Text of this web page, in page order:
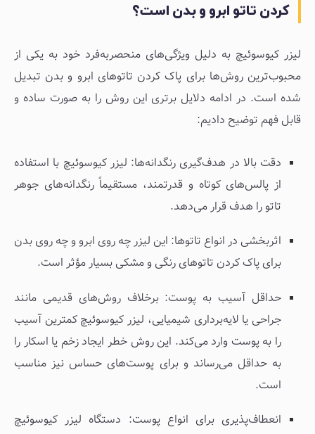
کردن تاتو ابرو و بدن است؟
لیزر کیوسوئیچ به دلیل ویژگی‌های منحصربه‌فرد خود به یکی از
محبوب‌ترین روش‌ها برای پاک کردن تاتوهای ابرو و بدن تبدیل
شده است. در ادامه دلایل برتری این روش را به صورت ساده و
قابل فهم توضیح دادیم:
دقت بالا در هدف‌گیری رنگدانه‌ها: لیزر کیوسوئیچ با استفاده
از پالس‌های کوتاه و قدرتمند، مستقیماً رنگدانه‌های جوهر
تاتو را هدف قرار می‌دهد.
اثربخشی در انواع تاتوها: این لیزر چه روی ابرو و چه روی بدن
برای پاک کردن تاتوهای رنگی و مشکی بسیار مؤثر است.
حداقل آسیب به پوست: برخلاف روش‌های قدیمی مانند
جراحی یا لایه‌برداری شیمیایی، لیزر کیوسوئیچ کمترین آسیب
را به پوست وارد می‌کند. این روش خطر ایجاد زخم یا اسکار را
به حداقل می‌رساند و برای پوست‌های حساس نیز مناسب
است.
انعطاف‌پذیری برای انواع پوست: دستگاه لیزر کیوسوئیچ